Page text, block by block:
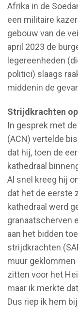
Afrika in de
een militaire
gebouw van de
april 2023 de
legereenheden
politici) slaags
middenin de
Strijdkrachten
In gesprek met
(ACN) vertelde
dat hij, toen de
kathedraal
Al snel kreeg hij
dat het de eerste
kathedraal werd
granaatscherven
aan het bidden
strijdkrachten
muur geklommen
zitten voor het
maar ik merkte
Dus riep ik hem